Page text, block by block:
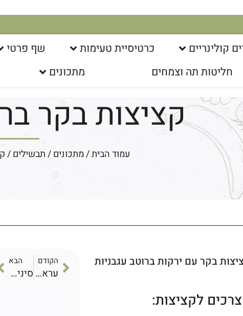
קולינריים​ כרטיסיית טעימות שף פרטי
חליטות תה וצמחים
מתכונים
קציצות בקר
עמוד הבית/מתכונים/תבשילים/
בקר עם ירקות ברוטב עגבניות
לקציצות:
הקודם
עראיס
הבא
סינייה קבב טלה